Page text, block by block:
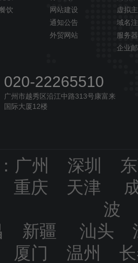
饮
网站建设
通知公告
外贸网站
虚拟
域名
服务器
企业
020-22265510
广州市越秀区沿江中路313号康富来
国际大厦12楼
：广州 深
重庆 天津
波
新疆 汕头
厦门 温州